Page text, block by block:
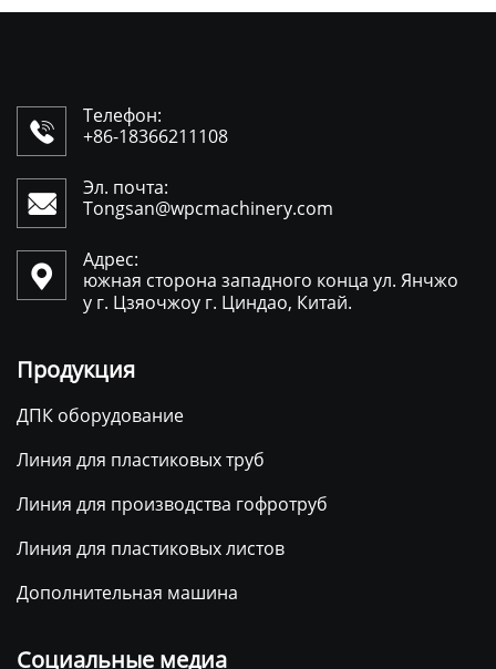

Телефон:
+86-18366211108

Эл. почта:
Tongsan@wpcmachinery.com

Адрес:
южная сторона западного конца ул. Янчжо
у г. Цзяочжоу г. Циндао, Китай.
Продукция
ДПК оборудование
Линия для пластиковых труб
Линия для производства гофротруб
Линия для пластиковых листов
Дополнительная машина
Социальные медиа